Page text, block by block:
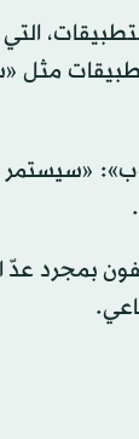
«سيستمر
بمجرد